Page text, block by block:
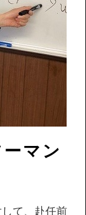
マン
て、赴任前